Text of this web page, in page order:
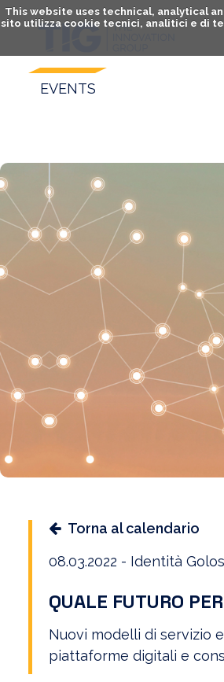
This website uses technical, analytical
sito utilizza cookie tecnici, analitici e di
EVENTS
Torna al calendario
08.03.2022 - Identità
QUALE FUTURO
Nuovi modelli di servizio
piattaforme digitali e